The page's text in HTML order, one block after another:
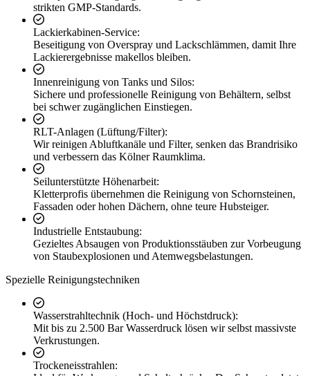
strikten GMP-Standards.
Lackierkabinen-Service:
Beseitigung von Overspray und Lackschlämmen, damit Ihre
Lackierergebnisse makellos bleiben.
Innenreinigung von Tanks und Silos:
Sichere und professionelle Reinigung von Behältern, selbst
bei schwer zugänglichen Einstiegen.
RLT-Anlagen (Lüftung/Filter):
Wir reinigen Abluftkanäle und Filter, senken das Brandrisiko
und verbessern das Kölner Raumklima.
Seilunterstützte Höhenarbeit:
Kletterprofis übernehmen die Reinigung von Schornsteinen,
Fassaden oder hohen Dächern, ohne teure Hubsteiger.
Industrielle Entstaubung:
Gezieltes Absaugen von Produktionsstäuben zur Vorbeugung
von Staubexplosionen und Atemwegsbelastungen.
Spezielle Reinigungstechniken
Wasserstrahltechnik (Hoch- und Höchstdruck):
Mit bis zu 2.500 Bar Wasserdruck lösen wir selbst massivste
Verkrustungen.
Trockeneisstrahlen: